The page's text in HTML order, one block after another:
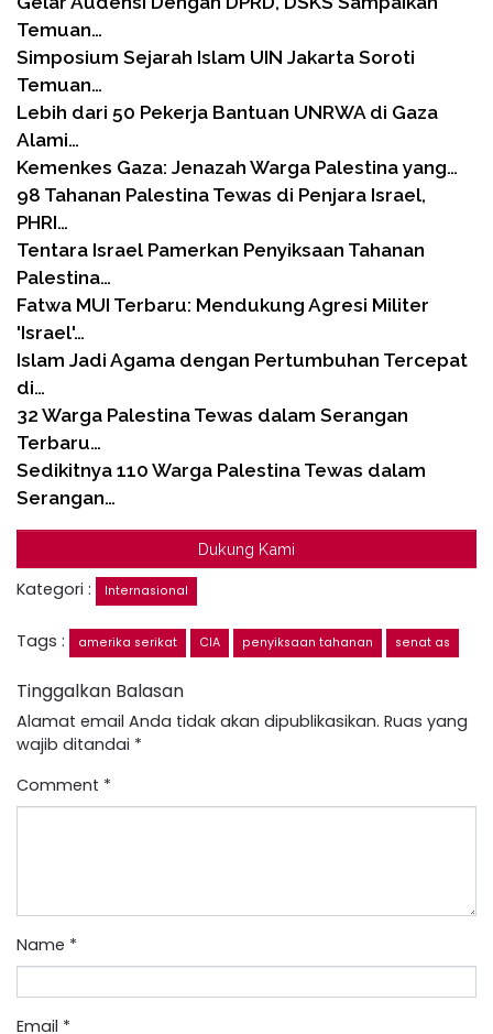
Temuan…
Simposium Sejarah Islam UIN Jakarta Soroti
Temuan…
Lebih dari 50 Pekerja Bantuan UNRWA di Gaza
Alami…
Kemenkes Gaza: Jenazah Warga Palestina yang…
98 Tahanan Palestina Tewas di Penjara Israel,
PHRI…
Tentara Israel Pamerkan Penyiksaan Tahanan
Palestina…
Fatwa MUI Terbaru: Mendukung Agresi Militer
'Israel'…
Islam Jadi Agama dengan Pertumbuhan Tercepat
di…
32 Warga Palestina Tewas dalam Serangan
Terbaru…
Sedikitnya 110 Warga Palestina Tewas dalam
Serangan…
Dukung Kami
Kategori : Internasional
Tags : amerika serikat CIA penyiksaan tahanan senat as
Tinggalkan Balasan
Alamat email Anda tidak akan dipublikasikan. Ruas yang
wajib ditandai *
Comment *
Name *
Email *